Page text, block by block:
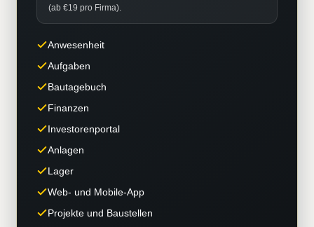
(ab €19 pro Firma).
Anwesenheit
Aufgaben
Bautagebuch
Finanzen
Investorenportal
Anlagen
Lager
Web- und Mobile-App
Projekte und Baustellen